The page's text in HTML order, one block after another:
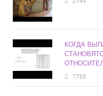
КОГДА
7755